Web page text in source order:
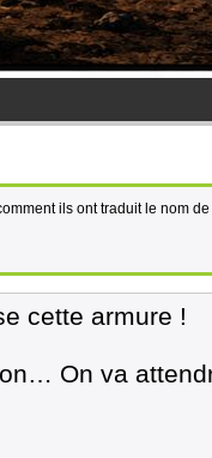
ils ont traduit le nom
cette armure !
On va